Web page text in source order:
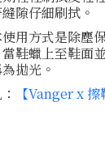
隙仔細刷拭。
使用方式是除塵
鞋蠟上至鞋面
拋光。
【Vanger x